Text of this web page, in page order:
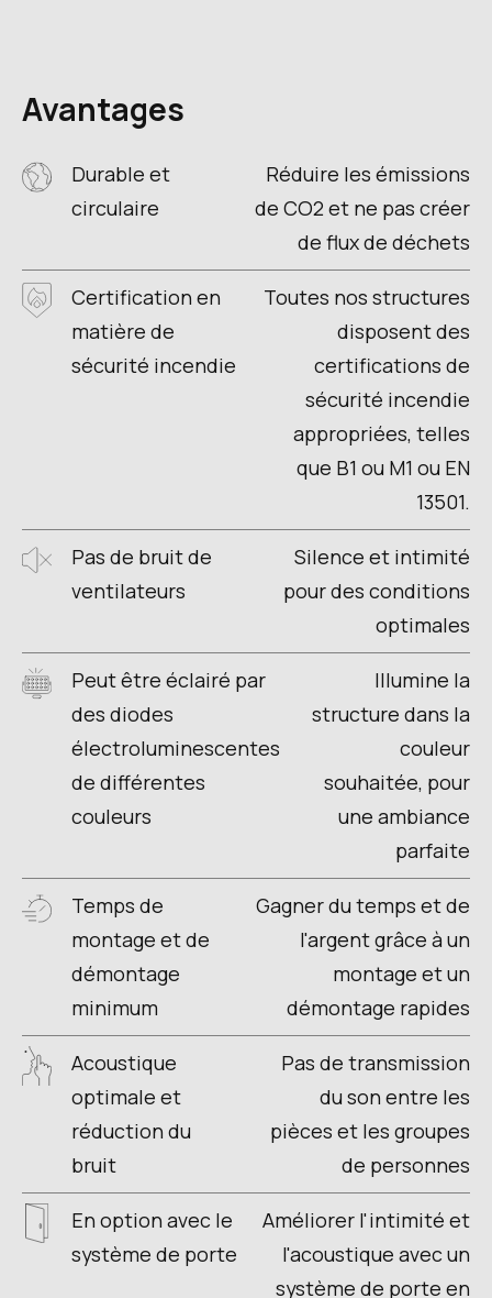
Avantages
Durable et
circulaire
Réduire les émissions
de CO2 et ne pas créer
de flux de déchets
Certification en
matière de
sécurité incendie
Toutes nos structures
disposent des
certifications de
sécurité incendie
appropriées, telles
que B1 ou M1 ou EN
13501.
Pas de bruit de
ventilateurs
Silence et intimité
pour des conditions
optimales
Peut être éclairé par
des diodes
électroluminescentes
de différentes
couleurs
Illumine la
structure dans la
couleur
souhaitée, pour
une ambiance
parfaite
Temps de
montage et de
démontage
minimum
Gagner du temps et de
l'argent grâce à un
montage et un
démontage rapides
Acoustique
optimale et
réduction du
bruit
Pas de transmission
du son entre les
pièces et les groupes
de personnes
En option avec le
système de porte
Améliorer l'intimité et
l'acoustique avec un
système de porte en